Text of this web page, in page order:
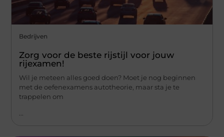
Bedrijven
Zorg voor de beste rijstijl voor jouw
rijexamen!
Wil je meteen alles goed doen? Moet je nog beginnen
met de oefenexamens autotheorie, maar sta je te
trappelen om